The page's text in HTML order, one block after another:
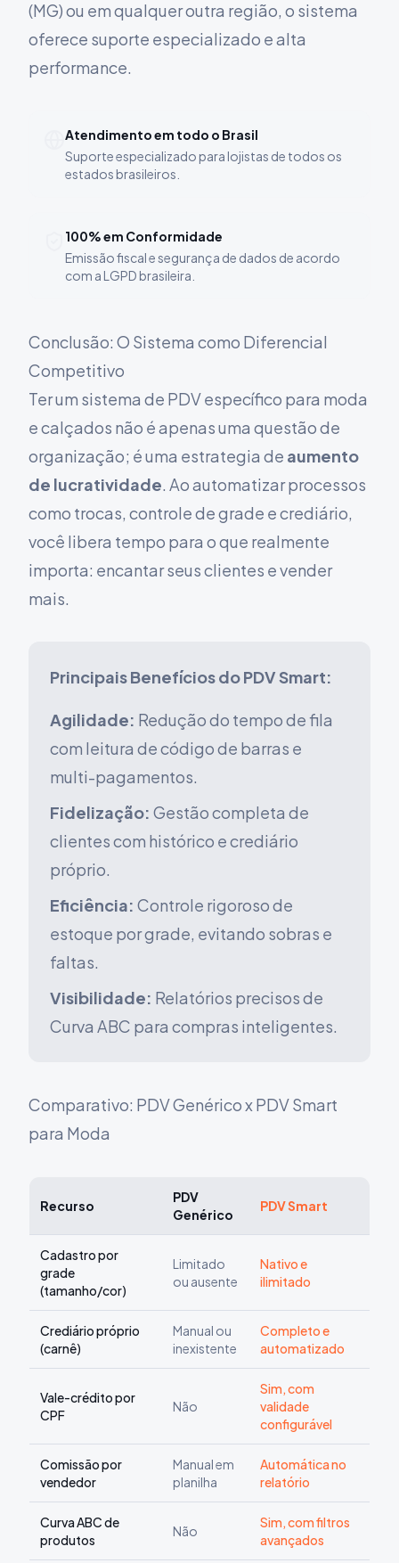
(MG) ou em qualquer outra região, o sistema
oferece suporte especializado e alta
performance.
Atendimento em todo o Brasil
Suporte especializado para lojistas de todos os
estados brasileiros.
100% em Conformidade
Emissão fiscal e segurança de dados de acordo
com a LGPD brasileira.
Conclusão: O Sistema como Diferencial
Competitivo
Ter um sistema de PDV específico para moda
e calçados não é apenas uma questão de
organização; é uma estrategia de aumento
de lucratividade. Ao automatizar processos
como trocas, controle de grade e crediário,
você libera tempo para o que realmente
importa: encantar seus clientes e vender
mais.
Principais Benefícios do PDV Smart:
Agilidade: Redução do tempo de fila
com leitura de código de barras e
multi-pagamentos.
Fidelização: Gestão completa de
clientes com histórico e crediário
próprio.
Eficiência: Controle rigoroso de
estoque por grade, evitando sobras e
faltas.
Visibilidade: Relatórios precisos de
Curva ABC para compras inteligentes.
Comparativo: PDV Genérico x PDV Smart
para Moda
Recurso
PDV
Genérico
PDV Smart
Cadastro por
grade
(tamanho/cor)
Limitado
ou ausente
Nativo e
ilimitado
Crediário próprio
(carnê)
Manual ou
inexistente
Completo e
automatizado
Vale-crédito por
CPF
Não
Sim, com
validade
configurável
Comissão por
vendedor
Manual em
planilha
Automática no
relatório
Curva ABC de
produtos
Não
Sim, com filtros
avançados